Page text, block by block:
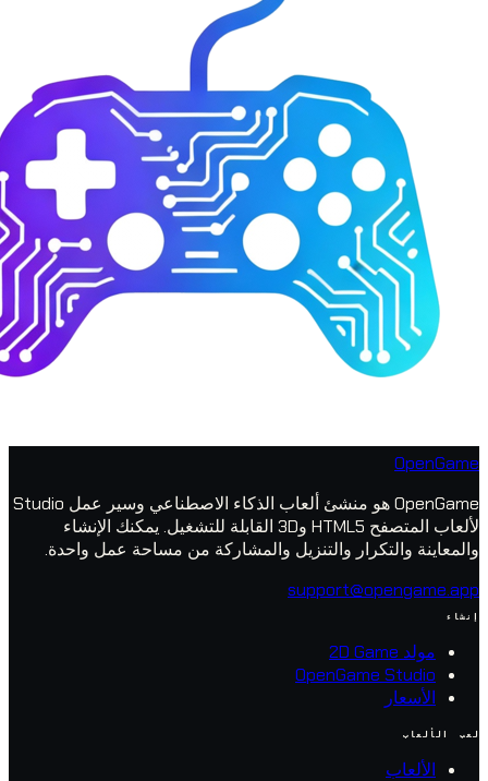
OpenGame هو منشئ ألعاب الذكاء الاصطناعي وسير عمل Studio
لألعاب المتصفح HTML5 و3D القابلة للتشغيل. يمكنك الإنشاء
والتكرار والتنزيل والمشاركة من مساحة عمل واحدة.
OpenGame